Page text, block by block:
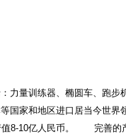
力量训练器、椭圆车、跑
国家和地区进口居当今世
值8-10亿人民币。 完善的